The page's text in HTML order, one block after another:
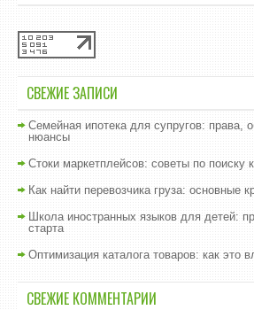
СВЕЖИЕ ЗАПИСИ
Семейная ипотека для супругов: права,
нюансы
Стоки маркетплейсов: советы по поиску
Как найти перевозчика груза: основные
Школа иностранных языков для детей:
старта
Оптимизация каталога товаров: как это
СВЕЖИЕ КОММЕНТАРИИ